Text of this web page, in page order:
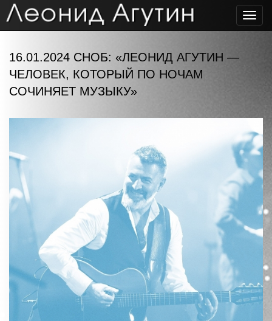
16.01.2024 СНОБ: «ЛЕОНИД АГУТИН —
ЧЕЛОВЕК, КОТОРЫЙ ПО НОЧАМ
СОЧИНЯЕТ МУЗЫКУ»